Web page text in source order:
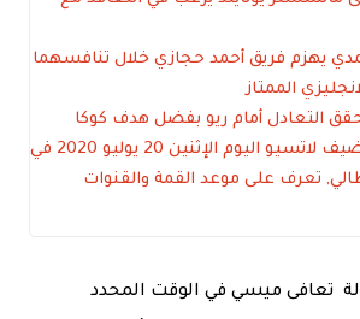
يهزم فريق أحمد حجازي خلال تنافسهما
الممتاز
التعادل أمام ريو بفضل هدف كوكا
يوفينتوس يستضيف لاتسيو اليوم الإثنين 20 يوليو 2020 في
تعرف على موعد القمة والقنوات
تعافى ميسي في الوقت المحدد